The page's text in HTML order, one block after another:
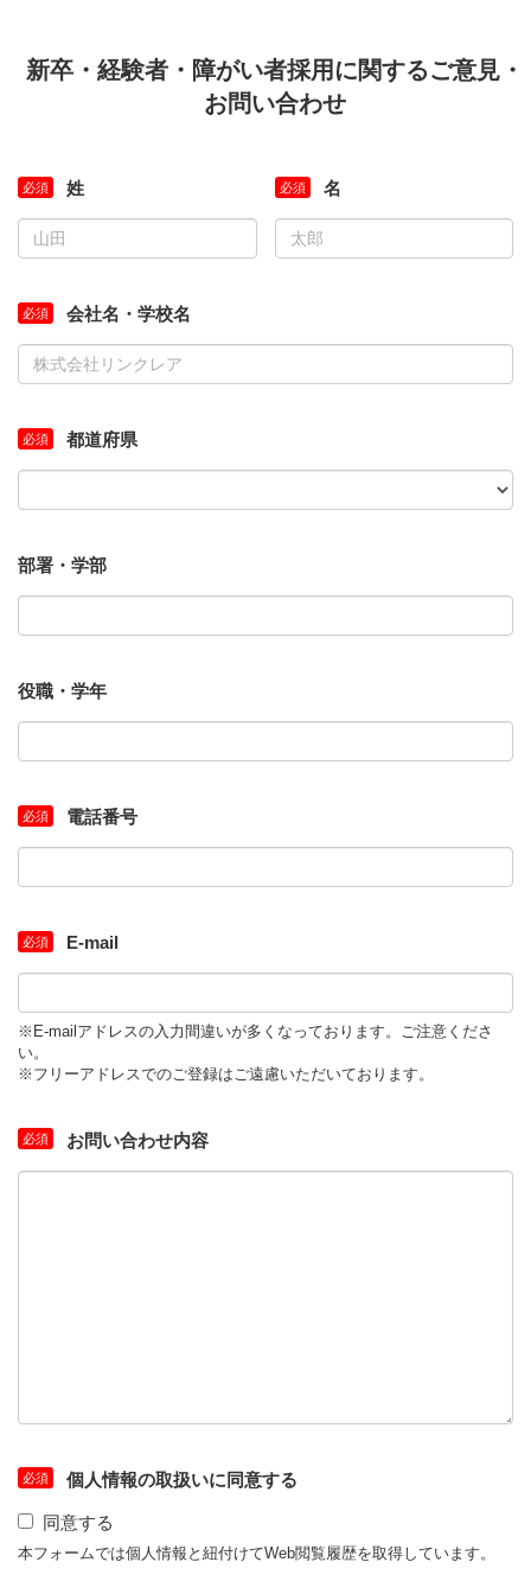
新卒・経験者・障がい者採用に関するご意見・
お問い合わせ
姓 名
会社名・学校名
都道府県
部署・学部
役職・学年
電話番号
E-mail
※E-mailアドレスの入力間違いが多くなっております。ご注意くださ
い。
※フリーアドレスでのご登録はご遠慮いただいております。
お問い合わせ内容
個人情報の取扱いに同意する
同意する
本フォームでは個人情報と紐付けてWeb閲覧履歴を取得しています。